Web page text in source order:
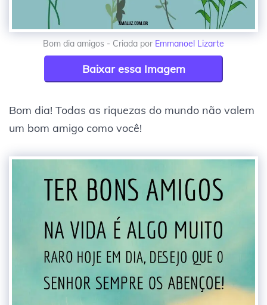
Bom dia amigos - Criada por Emmanoel Lizarte
Baixar essa Imagem
Bom dia! Todas as riquezas do mundo não valem
um bom amigo como você!